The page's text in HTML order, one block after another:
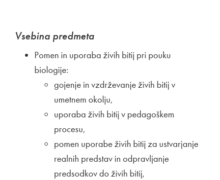
Vsebina predmeta
Pomen in uporaba živih bitij pri pouku
biologije:
gojenje in vzdrževanje živih bitij v
umetnem okolju,
uporaba živih bitij v pedagoškem
procesu,
pomen uporabe živih bitij za ustvarjanje
realnih predstav in odpravljanje
predsodkov do živih bitij,